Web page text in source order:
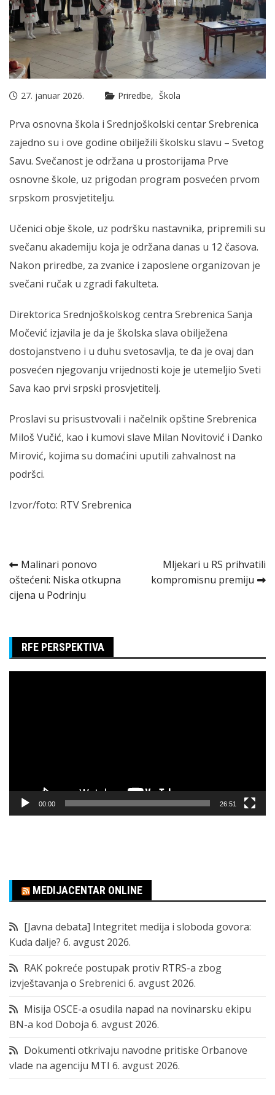
27. januar 2026. Priredbe Škola
Prva osnovna škola i Srednjoškolski centar Srebrenica
zajedno su i ove godine obilježili školsku slavu – Svetog
Savu. Svečanost je održana u prostorijama Prve
osnovne škole, uz prigodan program posvećen prvom
srpskom prosvjetitelju.
Učenici obje škole, uz podršku nastavnika, pripremili su
svečanu akademiju koja je održana danas u 12 časova.
Nakon priredbe, za zvanice i zaposlene organizovan je
svečani ručak u zgradi fakulteta.
Direktorica Srednjoškolskog centra Srebrenica Sanja
Močević izjavila je da je školska slava obilježena
dostojanstveno i u duhu svetosavlja, te da je ovaj dan
posvećen njegovanju vrijednosti koje je utemeljio Sveti
Sava kao prvi srpski prosvjetitelj.
Proslavi su prisustvovali i načelnik opštine Srebrenica
Miloš Vučić, kao i kumovi slave Milan Novitović i Danko
Mirović, kojima su domaćini uputili zahvalnost na
podršci.
Izvor/foto: RTV Srebrenica
Kretanje
članka
Malinari ponovo
oštećeni: Niska otkupna
cijena u Podrinju
Mljekari u RS prihvatili
kompromisnu premiju
RFE PERSPEKTIVA
00:00 26:51
MEDIJACENTAR ONLINE
[Javna debata] Integritet medija i sloboda govora:
Kuda dalje? 6. avgust 2026.
RAK pokreće postupak protiv RTRS-a zbog
izvještavanja o Srebrenici 6. avgust 2026.
Misija OSCE-a osudila napad na novinarsku ekipu
BN-a kod Doboja 6. avgust 2026.
Dokumenti otkrivaju navodne pritiske Orbanove
vlade na agenciju MTI 6. avgust 2026.